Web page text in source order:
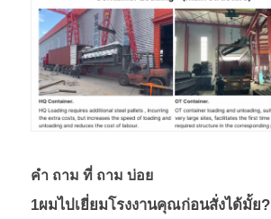
คํา ถาม ที่ ถาม บ่อย
1ผมไปเยี่ยมโรงงานคุณก่อนสั่งได้มั้ย?